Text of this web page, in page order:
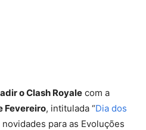
o Clash Royale com a
Fevereiro, intitulada “Dia dos
novidades para as Evoluções